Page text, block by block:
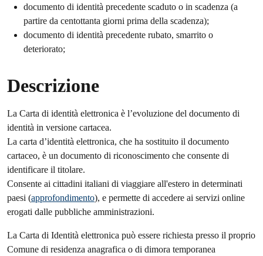
documento di identità precedente scaduto o in scadenza (a
partire da centottanta giorni prima della scadenza);
documento di identità precedente rubato, smarrito o
deteriorato;
Descrizione
La Carta di identità elettronica è l’evoluzione del documento di
identità in versione cartacea.
La carta d’identità elettronica, che ha sostituito il documento
cartaceo, è un documento di riconoscimento che consente di
identificare il titolare.
Consente ai cittadini italiani di viaggiare all'estero in determinati
paesi (approfondimento), e permette di accedere ai servizi online
erogati dalle pubbliche amministrazioni.
La Carta di Identità elettronica può essere richiesta presso il proprio
Comune di residenza anagrafica o di dimora temporanea